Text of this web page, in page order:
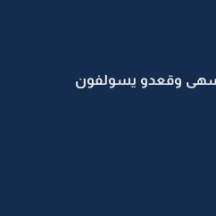
وقعدو يسولفون